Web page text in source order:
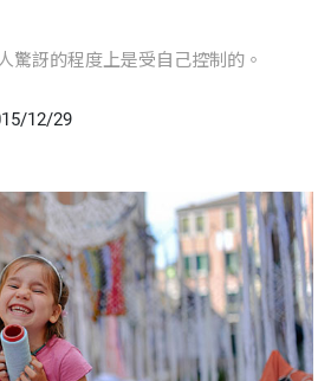
驚訝的程度上是受自己控制的。
12/29